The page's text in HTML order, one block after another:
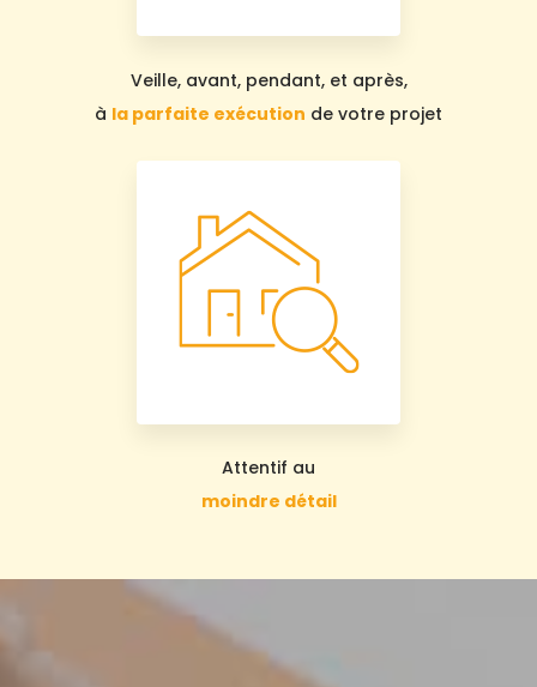
Veille, avant, pendant, et après,
à la parfaite exécution de votre projet
Attentif au
moindre détail